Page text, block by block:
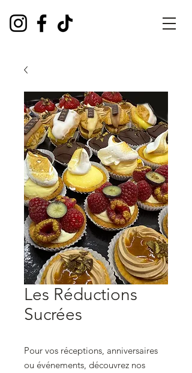
Les Réductions
Sucrées
Pour vos réceptions, anniversaires
ou événements, découvrez nos